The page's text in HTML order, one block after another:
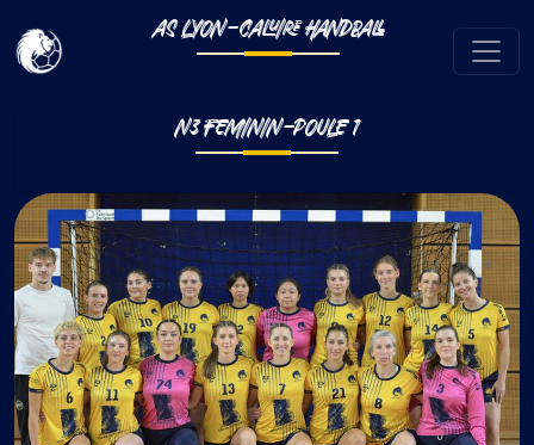
AS LYON-CALUIRE HANDBALL
N3 FEMININ-POULE 1